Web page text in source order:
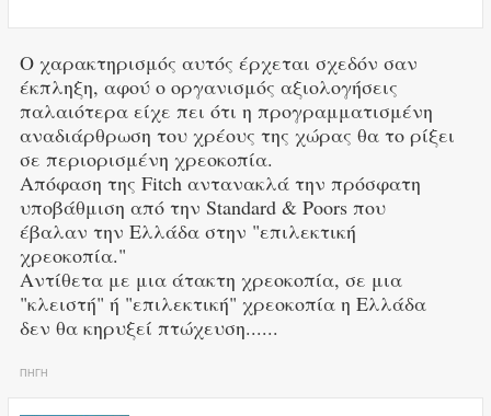
Ο χαρακτηρισμός αυτός έρχεται σχεδόν σαν
έκπληξη, αφού ο οργανισμός αξιολογήσεις
παλαιότερα είχε πει ότι η προγραμματισμένη
αναδιάρθρωση του χρέους της χώρας θα το ρίξει
σε περιορισμένη χρεοκοπία.
Απόφαση της Fitch αντανακλά την πρόσφατη
υποβάθμιση από την Standard & Poors που
έβαλαν την Ελλάδα στην "επιλεκτική
χρεοκοπία."
Αντίθετα με μια άτακτη χρεοκοπία, σε μια
"κλειστή" ή "επιλεκτική" χρεοκοπία η Ελλάδα
δεν θα κηρυξεί πτώχευση......
ΠΗΓΗ